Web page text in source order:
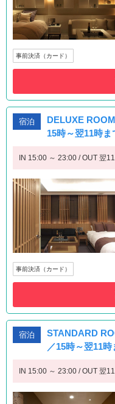
事前決済（カード）
宿泊
DELUXE
15時～翌11時
IN 15:00 ～ 23:00 / OUT 翌
事前決済（カード）
宿泊
STANDARD
／15時～翌11
IN 15:00 ～ 23:00 / OUT 翌